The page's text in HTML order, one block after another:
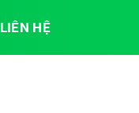
LIÊN HỆ